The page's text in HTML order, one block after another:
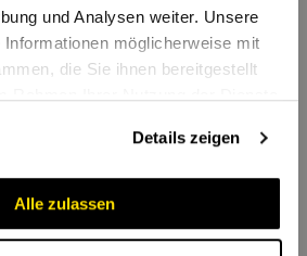
und Analysen weiter. Unsere
möglicherweise mit
die Sie ihnen bereitgestellt
Details zeigen
Alle zulassen
MAV MA3